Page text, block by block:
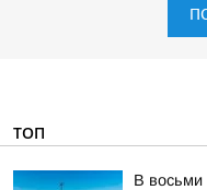
ТОП
В восьми